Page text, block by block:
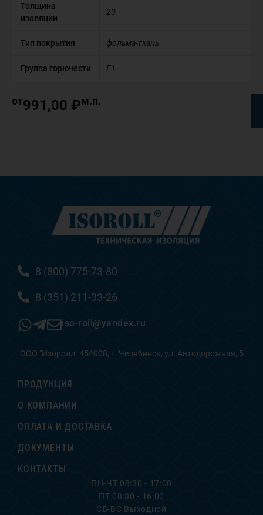
Толщина
изоляции
20
Тип покрытия фольма-ткань
Группа горючести Г1
от991,00 ₽м.п.
8 (800) 775-73-80
8 (351) 211-33-26
iso-roll@yandex.ru
ООО "Изоролл" 454008, г. Челябинск, ул. Автодорожная, 5
ПРОДУКЦИЯ
О КОМПАНИИ
ОПЛАТА И ДОСТАВКА
ДОКУМЕНТЫ
КОНТАКТЫ
ПН-ЧТ 08:30 - 17:00
ПТ 08:30 - 16:00
СБ-ВС Выходной